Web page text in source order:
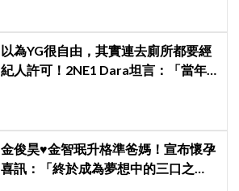
以為YG很自由，其實連去廁所都要經
紀人許可！2NE1 Dara坦言：「當年
金俊昊♥金智珉升格準爸媽！宣布懷孕
喜訊：「終於成為夢想中的三口之